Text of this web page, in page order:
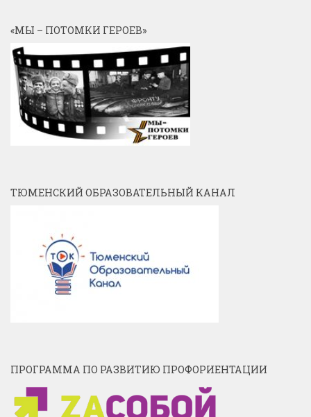
«МЫ – ПОТОМКИ ГЕРОЕВ»
ТЮМЕНСКИЙ ОБРАЗОВАТЕЛЬНЫЙ КАНАЛ
ПРОГРАММА ПО РАЗВИТИЮ ПРОФОРИЕНТАЦИИ